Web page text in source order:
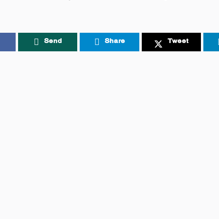
Send Share Tweet